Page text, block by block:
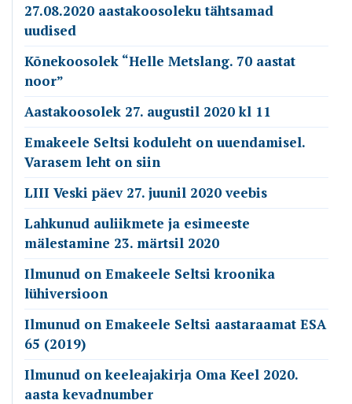
27.08.2020 aastakoosoleku tähtsamad
uudised
Kõnekoosolek “Helle Metslang. 70 aastat
noor”
Aastakoosolek 27. augustil 2020 kl 11
Emakeele Seltsi koduleht on uuendamisel.
Varasem leht on siin
LIII Veski päev 27. juunil 2020 veebis
Lahkunud auliikmete ja esimeeste
mälestamine 23. märtsil 2020
Ilmunud on Emakeele Seltsi kroonika
lühiversioon
Ilmunud on Emakeele Seltsi aastaraamat ESA
65 (2019)
Ilmunud on keeleajakirja Oma Keel 2020.
aasta kevadnumber